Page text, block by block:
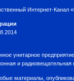
Интернет-Канал
унитарное
и радиовещательная
материалы,